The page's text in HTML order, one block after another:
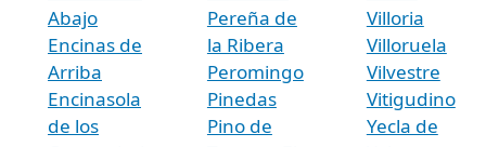
Abajo
Encinas de
Arriba
Encinasola
de los
Pereña de
la Ribera
Peromingo
Pinedas
Pino de
Villoria
Villoruela
Vilvestre
Vitigudino
Yecla de